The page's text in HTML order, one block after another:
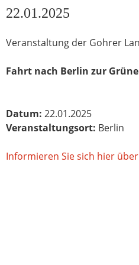
22.01.2025
Veranstaltung der Gohrer
Fahrt nach Berlin zur
Datum: 22.01.2025
Veranstaltungsort: Berlin
Informieren Sie sich hier